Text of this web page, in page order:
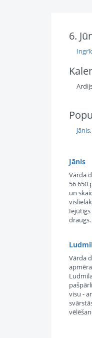
6.
Jānis,
Jānis
Vārda
56 650
un
draugs.
Vārda
visu -